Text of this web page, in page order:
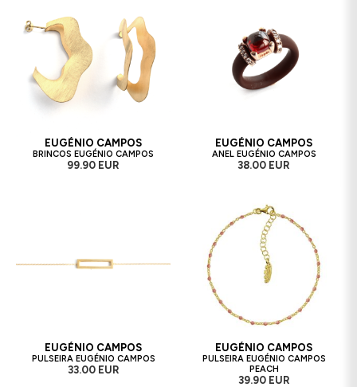
EUGÉNIO CAMPOS
BRINCOS EUGÉNIO CAMPOS
99.90 EUR
EUGÉNIO CAMPOS
ANEL EUGÉNIO CAMPOS
38.00 EUR
EUGÉNIO CAMPOS
PULSEIRA EUGÉNIO CAMPOS
33.00 EUR
EUGÉNIO CAMPOS
PULSEIRA EUGÉNIO CAMPOS
PEACH
39.90 EUR